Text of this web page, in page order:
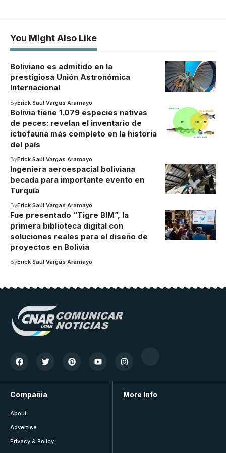
You Might Also Like
Boliviano es admitido en la
prestigiosa Unión Astronómica
Internacional
ByErick Saúl Vargas Aramayo
Bolivia tiene 1.079 especies nativas
de peces: revelan el inventario de
ictiofauna más completo en la historia
del país
ByErick Saúl Vargas Aramayo
Ingeniera aeroespacial boliviana
becada para importante evento en
Turquía
ByErick Saúl Vargas Aramayo
Fue presentado “Tigre BIM”, la
primera biblioteca digital con
soluciones reales para el diseño de
proyectos en Bolivia
ByErick Saúl Vargas Aramayo
Compañia
About
Advertise
Privacy & Policy
More Info